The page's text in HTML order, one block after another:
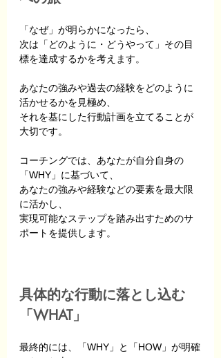
「なぜ」が明らかになったら、
次は「どのように・どうやって」その目
標を達成するかを考えます。
あなたの強みや過去の経験をどのように
活かせるかを見極め、
それを基にした行動計画を立てることが
大切です。
コーチングでは、あなたが自分自身の
「WHY」に基づいて、
あなたの強みや経験などの要素を最大限
に活かし、
実現可能なステップを踏み出すためのサ
ポートを提供します。
具体的な行動に落とし込む
「WHAT」
最終的には、「WHY」と「HOW」が明確